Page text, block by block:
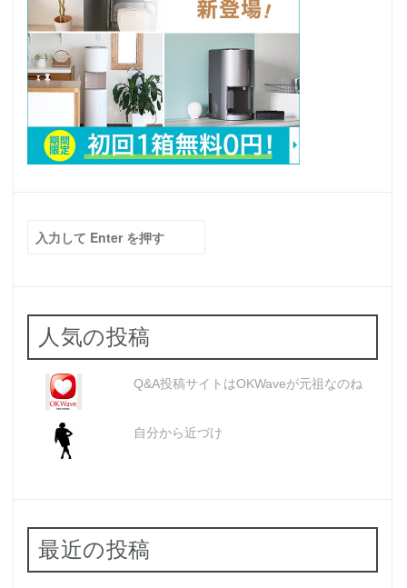
索:
人気の投稿
Q&A投稿サイトはOKWaveが元祖なのね
自分から近づけ
最近の投稿